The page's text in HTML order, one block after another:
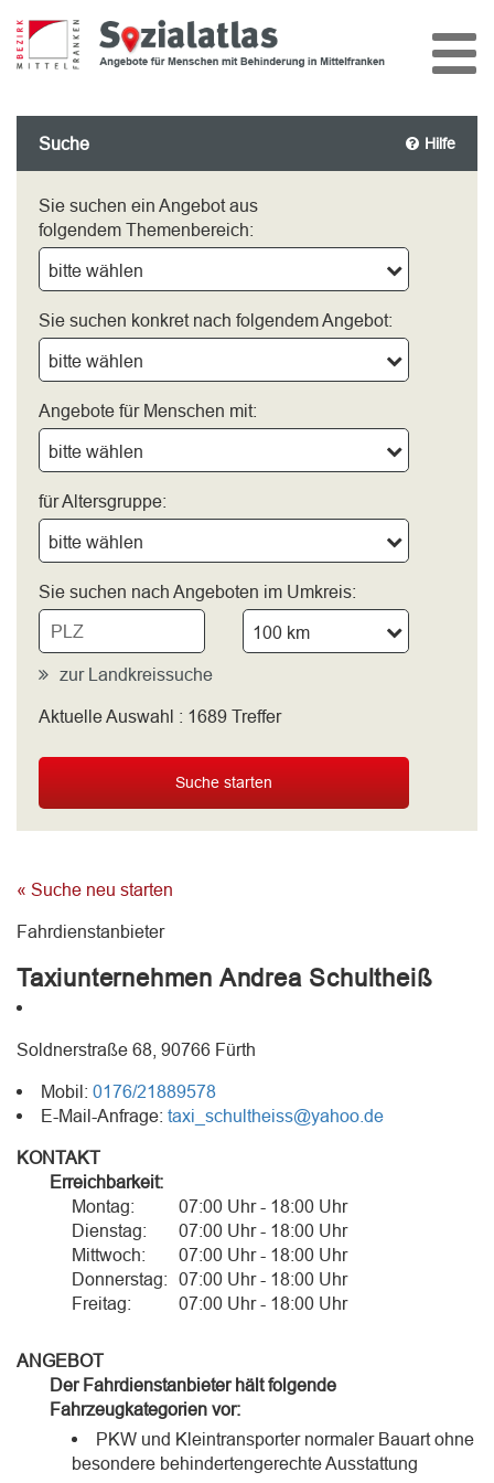
Suche Hilfe
Sie suchen ein Angebot aus
folgendem Themenbereich:
bitte wählen
Sie suchen konkret nach folgendem Angebot:
bitte wählen
Angebote für Menschen mit:
bitte wählen
für Altersgruppe:
bitte wählen
Sie suchen nach Angeboten im Umkreis:
100 km
zur Landkreissuche
bitte wählen
Aktuelle Auswahl : 1689 Treffer
Suche starten
« Suche neu starten
Fahrdienstanbieter
Taxiunternehmen Andrea Schultheiß
Soldnerstraße 68, 90766 Fürth
Mobil: 0176/21889578
E-Mail-Anfrage: taxi_schultheiss@yahoo.de
KONTAKT
Erreichbarkeit:
Montag:
07:00 Uhr - 18:00 Uhr
Dienstag:
07:00 Uhr - 18:00 Uhr
Mittwoch:
07:00 Uhr - 18:00 Uhr
Donnerstag:
07:00 Uhr - 18:00 Uhr
Freitag:
07:00 Uhr - 18:00 Uhr
ANGEBOT
Der Fahrdienstanbieter hält folgende
Fahrzeugkategorien vor:
PKW und Kleintransporter normaler Bauart ohne
besondere behindertengerechte Ausstattung